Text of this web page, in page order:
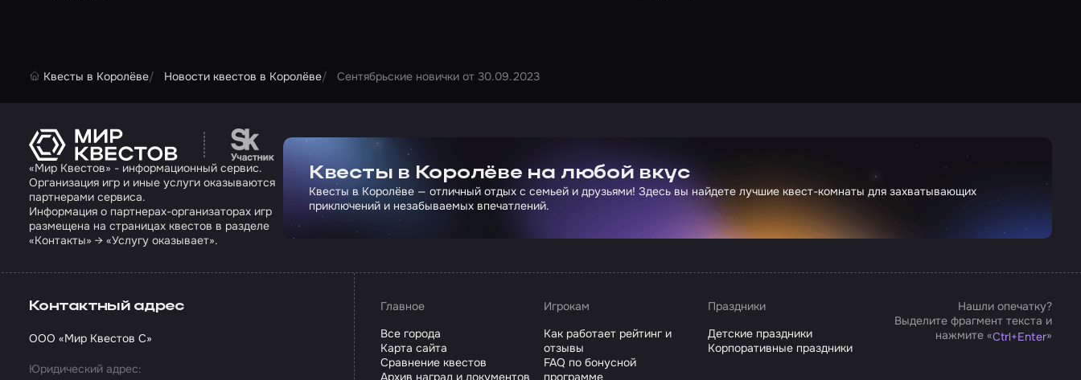
Квесты в Королёве Новости квестов в Королёве Сентябрьские новички от 30.09.2023
Перейти на сайт партнера Сколково
«Мир Квестов» - информационный сервис.
Организация игр и иные услуги оказываются
партнерами сервиса.
Информация о партнерах-организаторах игр
размещена на страницах квестов в разделе
«Контакты» → «Услугу оказывает».
Квесты в Королёве на любой вкус
Квесты в Королёве — отличный отдых с семьей и друзьями! Здесь вы найдете лучшие квест-комнаты для захватывающих
приключений и незабываемых впечатлений.
Контактный адрес
ООО «Мир Квестов С»
Юридический адрес:
Главное
Все города
Карта сайта
Сравнение квестов
Архив наград и документов
Игрокам
Как работает рейтинг и
отзывы
FAQ по бонусной
программе
Праздники
Детские праздники
Корпоративные праздники
Нашли опечатку?
Выделите фрагмент текста и
нажмите «Ctrl+Enter»